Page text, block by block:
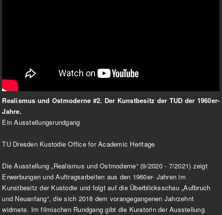
Realismus und Ostmoderne #2. Der Kunstbesitz der TUD der 1960er-
Jahre.
Ein Ausstellungsrundgang
TU Dresden Kustodie Office for Academic Heritage
Die Ausstellung „Realismus und Ostmoderne“ (9/2020 - 7/2021) zeigt
Erwerbungen und Auftragsarbeiten aus den 1960er- Jahren im
Kunstbesitz der Kustodie und folgt auf die Überblicksschau „Aufbruch
und Neuanfang“, die sich 2018 dem vorangegangenen Jahrzehnt
widmete. Im filmischen Rundgang gibt die Kuratorin der Ausstellung